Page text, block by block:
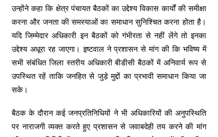
उन्होंने कहा कि क्षेत्र पंचायत बैठकों का उद्देश्य विकास कार्यों की समीक्षा
करना और जनता की समस्याओं का समाधान सुनिश्चित करना होता है।
यदि जिम्मेदार अधिकारी इन बैठकों को गंभीरता से नहीं लेंगे तो इनका
उद्देश्य अधूरा रह जाएगा। इष्टवाल ने प्रशासन से मांग की कि भविष्य में
सभी संबंधित जिला स्तरीय अधिकारी बीडीसी बैठकों में अनिवार्य रूप से
उपस्थित रहें ताकि जनहित से जुड़े मुद्दों का प्रभावी समाधान किया जा
सके।
बैठक के दौरान कई जनप्रतिनिधियों ने भी अधिकारियों की अनुपस्थिति
पर नाराजगी व्यक्त करते हुए प्रशासन से जवाबदेही तय करने की मांग